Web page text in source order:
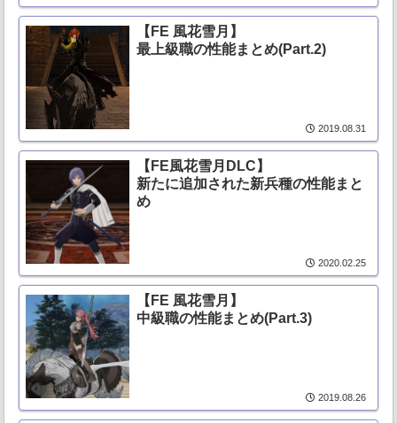
【FE 風花雪月】
最上級職の性能まとめ(Part.2)
2019.08.31
【FE風花雪月DLC】
新たに追加された新兵種の性能まと
め
2020.02.25
【FE 風花雪月】
中級職の性能まとめ(Part.3)
2019.08.26